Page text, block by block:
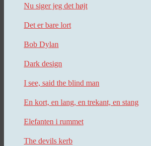
Nu siger jeg det højt
Det er bare lort
Bob Dylan
Dark design
I see, said the blind man
En kort, en lang, en trekant, en stang
Elefanten i rummet
The devils kerb